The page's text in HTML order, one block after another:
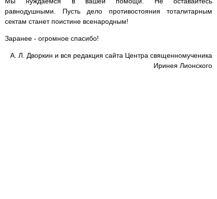
равнодушными. Пусть дело противостояния тоталитарным
сектам станет поистине всенародным!
Заранее - огромное спасибо!
А. Л. Дворкин и вся редакция сайта Центра священномученика
Иринея Лионского